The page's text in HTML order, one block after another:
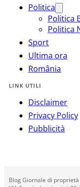
Politica
Politica
Politica
Sport
Ultima ora
România
LINK UTILI
Disclaimer
Privacy Policy
Pubblicità
Blog Giornale di proprietà